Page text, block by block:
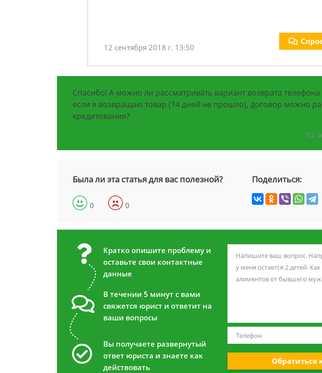
12 сентября 2018 г. 13:50
Спасибо! А можно ли рассматривать вариант возврата телефона
если я возвращаю товар (14 дней не прошло), договор можно
кредитования?
12
Была ли эта статья для вас полезной?
0 0
Поделиться:
Кратко опишите проблему и
оставьте свои контактные
данные
В течении 5 минут с вами
свяжется юрист и ответит на
ваши вопросы
Вы получаете развернутый
ответ юриста и знаете как
действовать
Обратиться